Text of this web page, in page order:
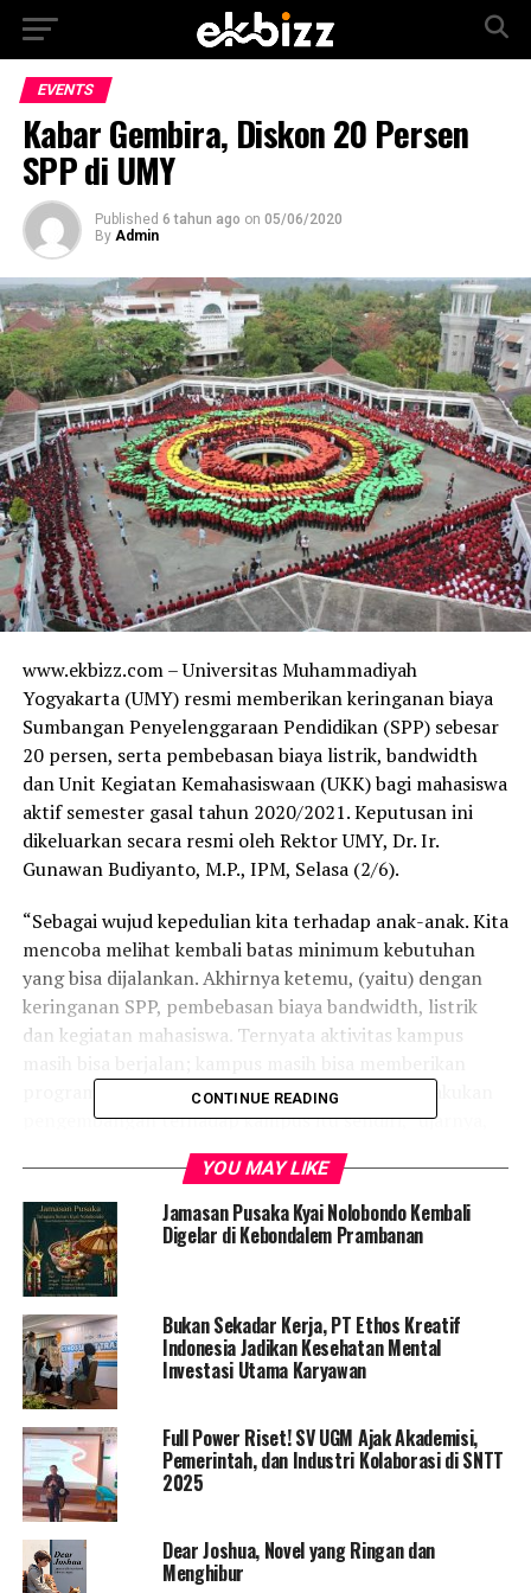
EVENTS
Kabar Gembira, Diskon 20 Persen
SPP di UMY
Published 6 tahun ago on 05/06/2020
By Admin
www.ekbizz.com – Universitas Muhammadiyah
Yogyakarta (UMY) resmi memberikan keringanan biaya
Sumbangan Penyelenggaraan Pendidikan (SPP) sebesar
20 persen, serta pembebasan biaya listrik, bandwidth
dan Unit Kegiatan Kemahasiswaan (UKK) bagi mahasiswa
aktif semester gasal tahun 2020/2021. Keputusan ini
dikeluarkan secara resmi oleh Rektor UMY, Dr. Ir.
Gunawan Budiyanto, M.P., IPM, Selasa (2/6).
“Sebagai wujud kepedulian kita terhadap anak-anak. Kita
mencoba melihat kembali batas minimum kebutuhan
yang bisa dijalankan. Akhirnya ketemu, (yaitu) dengan
keringanan SPP, pembebasan biaya bandwidth, listrik
dan kegiatan mahasiswa. Ternyata aktivitas kampus
program kepada masyarakat dan masih bisa melakukan
pengembangan terhadap kampus itu sendiri,” ujarnya,
Dosen Fakultas Pertanian UMY itu juga mengatakan
bahwa keputusan ini diambil untuk kebaikan segala
lapisan yang ada di UMY. Selain itu, kebijakan ini
dilaksanakan agar semua aktivitas dan program kampus
dapat berjalan.
“Kita harus mengerti dampak negatif dari COVID-19 ini,
karena bukan hanya mahasiswa yang terkena. Kita juga
harus memikirkan staf tenaga pendidikan dan dosen. Di
samping itu juga, program sosial UMY harus tetap
berjalan,” imbuhnya.
keringanan biaya kuliah ini berlaku untuk mahasiswa
CONTINUE READING
YOU MAY LIKE
Jamasan Pusaka Kyai Nolobondo Kembali
Digelar di Kebondalem Prambanan
Bukan Sekadar Kerja, PT Ethos Kreatif
Indonesia Jadikan Kesehatan Mental
Investasi Utama Karyawan
Full Power Riset! SV UGM Ajak Akademisi,
Pemerintah, dan Industri Kolaborasi di SNTT
2025
Dear Joshua, Novel yang Ringan dan
Menghibur